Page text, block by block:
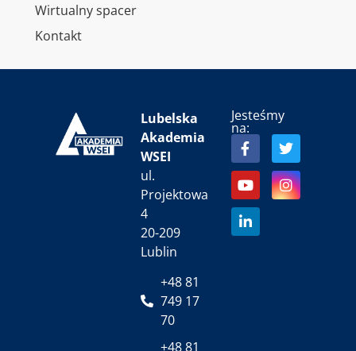
Wirtualny spacer
Kontakt
Lubelska
Akademia
WSEI
ul.
Projektowa
4
20-209
Lublin
+48 81
749 17
70
+48 81
Jesteśmy
na: